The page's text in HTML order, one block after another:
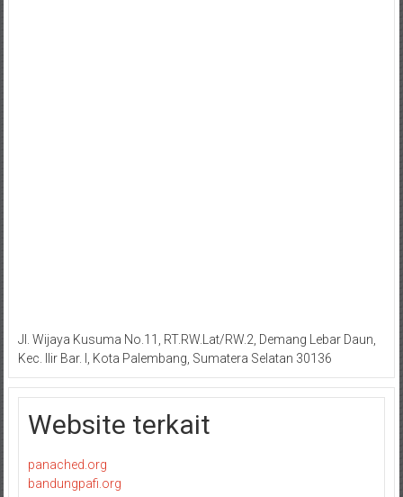
Jl. Wijaya Kusuma No.11, RT.RW.Lat/RW.2, Demang Lebar Daun,
Kec. Ilir Bar. I, Kota Palembang, Sumatera Selatan 30136
Website terkait
panached.org
bandungpafi.org